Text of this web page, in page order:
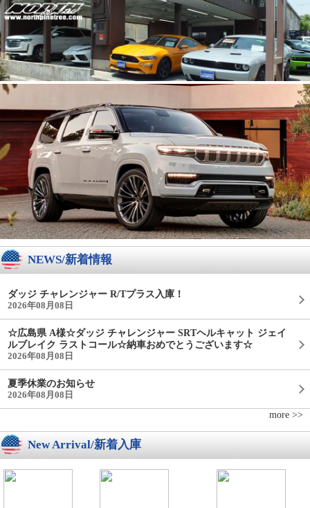
NEWS/新着情報
ダッジ チャレンジャー R/Tプラス入庫！
2026年08月08日
☆広島県 A様☆ダッジ チャレンジャー SRTヘルキャット ジェイ
ルブレイク ラストコール☆納車おめでとうございます☆
2026年08月08日
夏季休業のお知らせ
2026年08月08日
more >>
New Arrival/新着入庫